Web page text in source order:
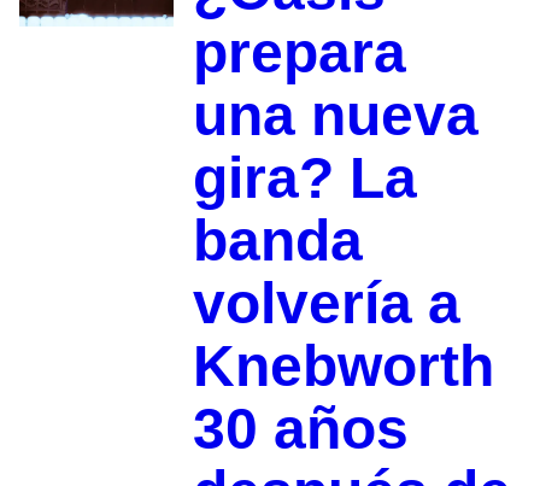
prepara
una nueva
gira? La
banda
volvería a
Knebworth
30 años